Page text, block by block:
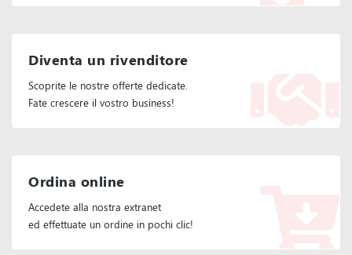
Diventa un rivenditore
Scoprite le nostre offerte dedicate.
Fate crescere il vostro business!
Ordina online
Accedete alla nostra extranet
ed effettuate un ordine in pochi clic!